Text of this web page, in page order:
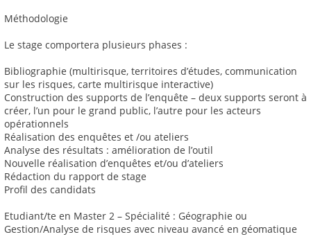
Méthodologie
Le stage comportera plusieurs phases :
Bibliographie (multirisque, territoires d’études, communication
sur les risques, carte multirisque interactive)
Construction des supports de l’enquête – deux supports seront à
créer, l’un pour le grand public, l’autre pour les acteurs
opérationnels
Réalisation des enquêtes et /ou ateliers
Analyse des résultats : amélioration de l’outil
Nouvelle réalisation d’enquêtes et/ou d’ateliers
Rédaction du rapport de stage
Profil des candidats
Etudiant/te en Master 2 – Spécialité : Géographie ou
Gestion/Analyse de risques avec niveau avancé en géomatique